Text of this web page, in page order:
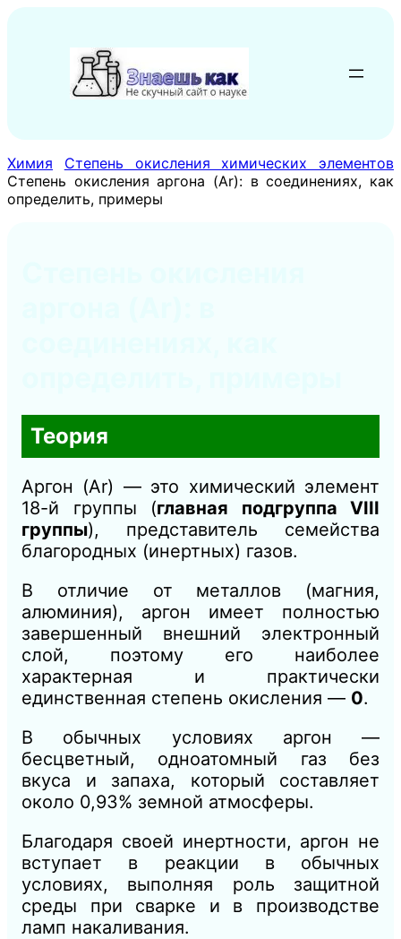
содержимому
Химия
Степень окисления химических элементов
Степень окисления аргона (Ar): в соединениях, как
определить, примеры
Теория
Аргон (Ar) — это химический элемент
18-й группы (главная подгруппа VIII
группы), представитель семейства
благородных (инертных) газов.
В отличие от металлов (магния,
алюминия), аргон имеет полностью
завершенный внешний электронный
слой, поэтому его наиболее
характерная и практически
единственная степень окисления — 0.
В обычных условиях аргон —
бесцветный, одноатомный газ без
вкуса и запаха, который составляет
около 0,93% земной атмосферы.
Благодаря своей инертности, аргон не
вступает в реакции в обычных
условиях, выполняя роль защитной
среды при сварке и в производстве
ламп накаливания.